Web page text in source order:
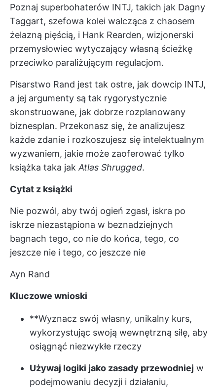
Poznaj superbohaterów INTJ, takich jak Dagny
Taggart, szefowa kolei walcząca z chaosem
żelazną pięścią, i Hank Rearden, wizjonerski
przemysłowiec wytyczający własną ścieżkę
przeciwko paraliżującym regulacjom.
Pisarstwo Rand jest tak ostre, jak dowcip INTJ,
a jej argumenty są tak rygorystycznie
skonstruowane, jak dobrze rozplanowany
biznesplan. Przekonasz się, że analizujesz
każde zdanie i rozkoszujesz się intelektualnym
wyzwaniem, jakie może zaoferować tylko
książka taka jak Atlas Shrugged.
Cytat z książki
Nie pozwól, aby twój ogień zgasł, iskra po
iskrze niezastąpiona w beznadziejnych
bagnach tego, co nie do końca, tego, co
jeszcze nie i tego, co jeszcze nie
Ayn Rand
Kluczowe wnioski
**Wyznacz swój własny, unikalny kurs,
wykorzystując swoją wewnętrzną siłę, aby
osiągnąć niezwykłe rzeczy
Używaj logiki jako zasady przewodniej w
podejmowaniu decyzji i działaniu,